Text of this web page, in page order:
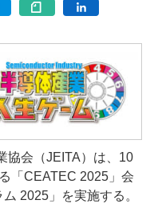
協会（JEITA）は、10
「CEATEC 2025」会
2025」を実施する。